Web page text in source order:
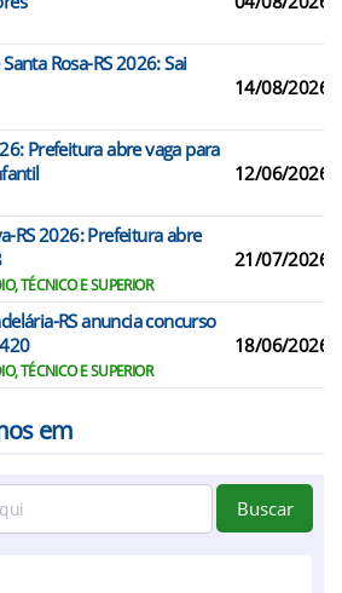
Rosa-RS 2026: Sai
14/08/2026
Prefeitura abre vaga para
12/06/2026
RS 2026: Prefeitura abre
TÉCNICO E SUPERIOR
21/07/2026
RS anuncia concurso
TÉCNICO E SUPERIOR
18/06/2026
em
Buscar